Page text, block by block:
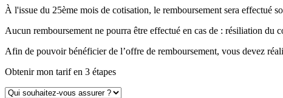
À l'issue du 25ème mois de cotisation, le remboursement sera effectué
Aucun remboursement ne pourra être effectué en cas de : résiliation du
Afin de pouvoir bénéficier de l’offre de remboursement, vous devez
Obtenir mon tarif en 3 étapes